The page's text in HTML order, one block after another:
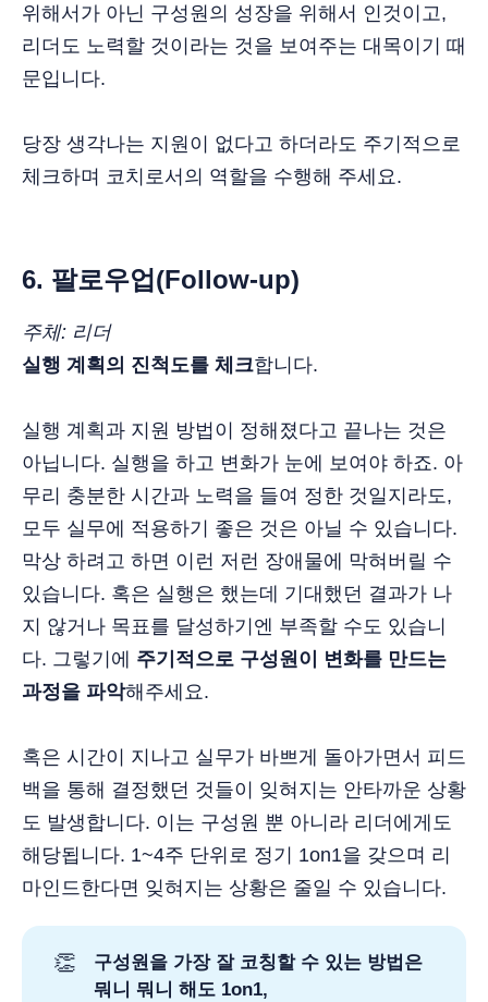
위해서가 아닌 구성원의 성장을 위해서 인것이고,
리더도 노력할 것이라는 것을 보여주는 대목이기 때
문입니다.
당장 생각나는 지원이 없다고 하더라도 주기적으로
체크하며 코치로서의 역할을 수행해 주세요.
6. 팔로우업(Follow-up)
주체: 리더
실행 계획의 진척도를 체크합니다.
실행 계획과 지원 방법이 정해졌다고 끝나는 것은
아닙니다. 실행을 하고 변화가 눈에 보여야 하죠. 아
무리 충분한 시간과 노력을 들여 정한 것일지라도,
모두 실무에 적용하기 좋은 것은 아닐 수 있습니다.
막상 하려고 하면 이런 저런 장애물에 막혀버릴 수
있습니다. 혹은 실행은 했는데 기대했던 결과가 나
지 않거나 목표를 달성하기엔 부족할 수도 있습니
다. 그렇기에 주기적으로 구성원이 변화를 만드는
과정을 파악해주세요.
혹은 시간이 지나고 실무가 바쁘게 돌아가면서 피드
백을 통해 결정했던 것들이 잊혀지는 안타까운 상황
도 발생합니다. 이는 구성원 뿐 아니라 리더에게도
해당됩니다. 1~4주 단위로 정기 1on1을 갖으며 리
마인드한다면 잊혀지는 상황은 줄일 수 있습니다.
👏
구성원을 가장 잘 코칭할 수 있는 방법은
뭐니 뭐니 해도 1on1,